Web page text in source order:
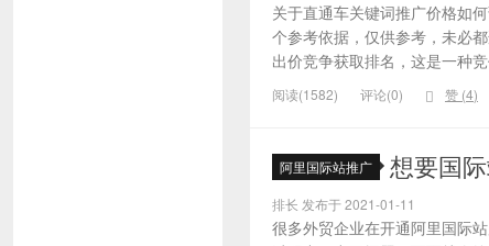
关于直通车关键词推广价格如
个参考依据，仅供参考，未必
出价竞争获取排名，这是一种
阅读(1582) 评论(0) 赞 (4)
阿里国际站推广 想要国
排长 发布于 2021-01-11
很多外贸企业在开通阿里国际